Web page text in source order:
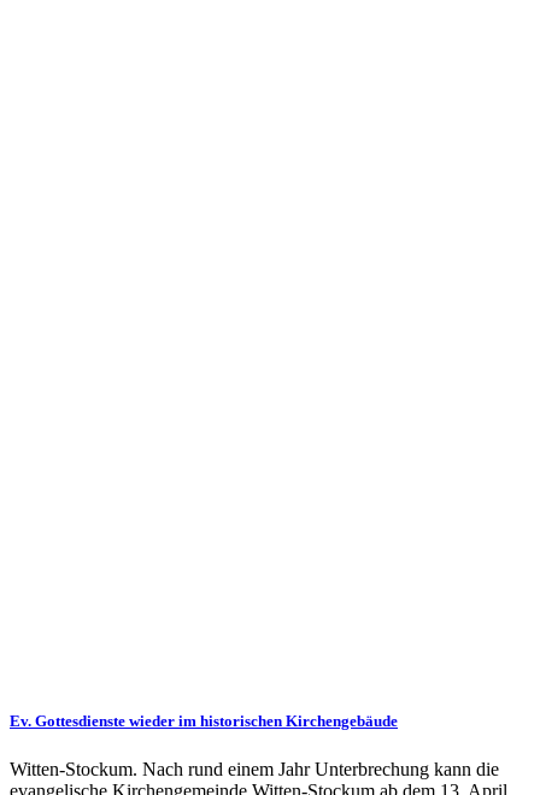
Ev. Gottesdienste wieder im historischen Kirchengebäude
Witten-Stockum. Nach rund einem Jahr Unterbrechung kann die
evangelische Kirchengemeinde Witten-Stockum ab dem 13. April